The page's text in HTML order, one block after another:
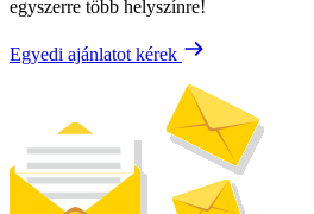
egyszerre több helyszínre!
Egyedi ajánlatot kérek